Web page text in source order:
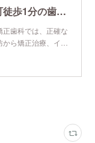
椎名町駅前歯科・矯正歯科 | 椎名町徒歩1分の歯科医院
歯科では、正確な
ら矯正治療、イ…